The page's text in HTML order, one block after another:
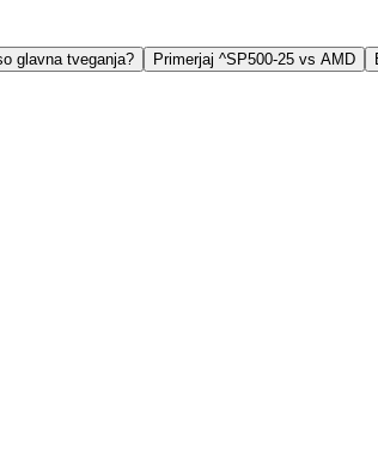
glavna tveganja? Primerjaj ^SP500-25 vs AMD